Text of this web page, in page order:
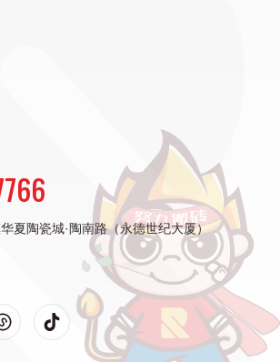
夏陶瓷城·陶南路（永德世纪大厦）